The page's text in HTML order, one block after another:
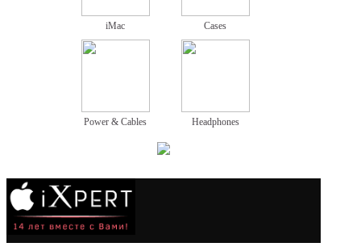
iMac Cases
Power & Cables Headphones